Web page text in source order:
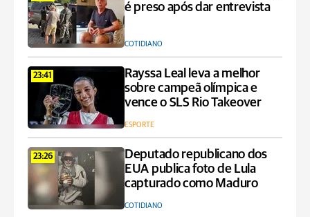
é preso após dar entrevista
COTIDIANO
23:41
Rayssa Leal leva a melhor
sobre campeã olímpica e
vence o SLS Rio Takeover
ESPORTE
23:26
Deputado republicano dos
EUA publica foto de Lula
capturado como Maduro
COTIDIANO